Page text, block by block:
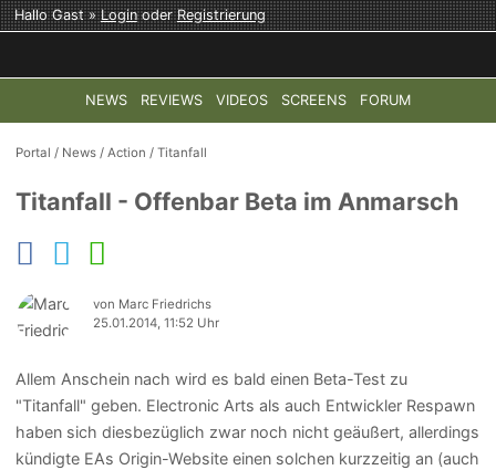
Hallo Gast »LoginoderRegistrierung
NEWS REVIEWS VIDEOS SCREENS FORUM
TOP-THEMEN: COD: MODERN WARFARE 4 HALO:
Portal / News /Action /Titanfall
Titanfall - Offenbar Beta im Anmarsch
von Marc Friedrichs
25.01.2014, 11:52 Uhr
Allem Anschein nach wird es bald einen Beta-Test zu
"Titanfall" geben. Electronic Arts als auch Entwickler Respawn
haben sich diesbezüglich zwar noch nicht geäußert, allerdings
kündigte EAs Origin-Website einen solchen kurzzeitig an (auch